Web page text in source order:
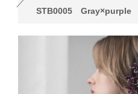
STB0005 Gray×purple